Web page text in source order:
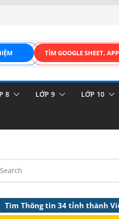
TÌM GOOGLE SHEET,
8 LỚP 9 LỚP 10
Tìm Thông tin 34 tỉnh thành